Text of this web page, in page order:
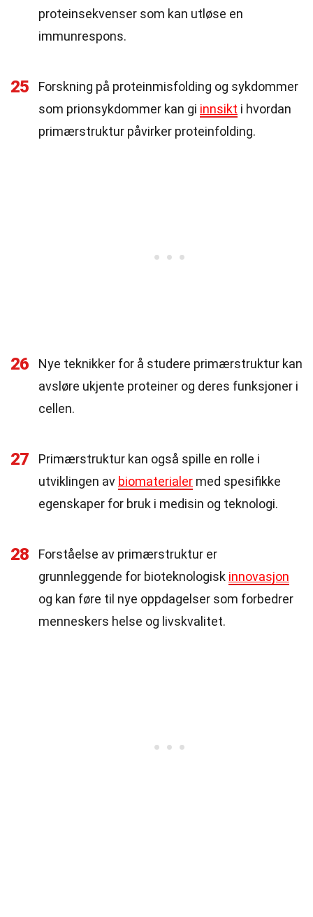
proteinsekvenser som kan utløse en
immunrespons.
25
Forskning på proteinmisfolding og sykdommer
som prionsykdommer kan gi innsikt i hvordan
primærstruktur påvirker proteinfolding.
26
Nye teknikker for å studere primærstruktur kan
avsløre ukjente proteiner og deres funksjoner i
cellen.
27
Primærstruktur kan også spille en rolle i
utviklingen av biomaterialer med spesifikke
egenskaper for bruk i medisin og teknologi.
28
Forståelse av primærstruktur er
grunnleggende for bioteknologisk innovasjon
og kan føre til nye oppdagelser som forbedrer
menneskers helse og livskvalitet.